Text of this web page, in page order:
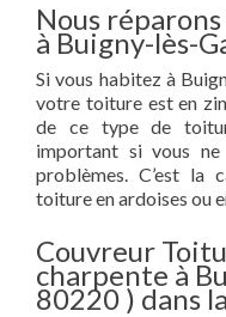
Nous
à Buigny-lès-
Si vous habitez à
votre toiture est en
de ce type de
important si vous
problèmes. C’est la
toiture en ardoises ou
Couvreur
charpente à
80220 ) dans